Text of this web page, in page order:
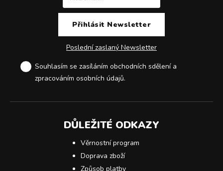
Poslední zaslaný Newsletter
Souhlasím se zasíláním obchodních sdělení a
zpracováním osobních údajů.
DŮLEŽITÉ ODKAZY
Věrnostní program
Doprava zboží
Způsob platby